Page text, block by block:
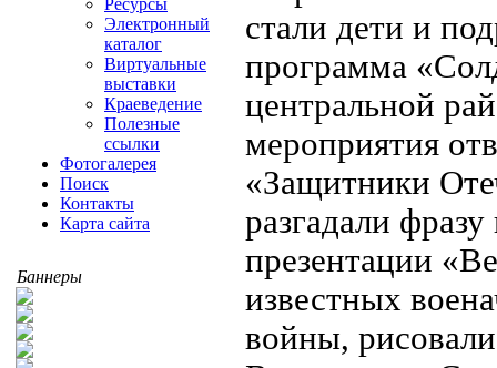
Ресурсы
Электронный
каталог
Виртуальные
выставки
Краеведение
Полезные
ссылки
Фотогалерея
Поиск
Контакты
Карта сайта
Баннеры
стали дети и
программа
центральной
мероприятия
«Защитники
разгадали
презентации
известных
войны,